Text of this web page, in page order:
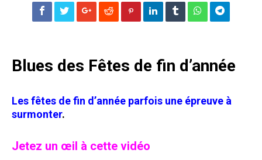
Blues des Fêtes de fin d’année
Les fêtes de fin d’année parfois une épreuve à
surmonter.
Jetez un œil à cette vidéo